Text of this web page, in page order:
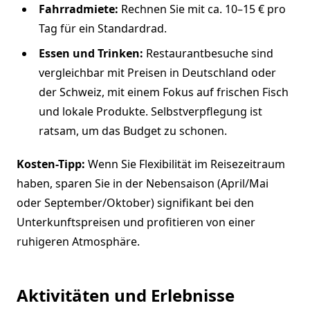
Fahrradmiete: Rechnen Sie mit ca. 10–15 € pro
Tag für ein Standardrad.
Essen und Trinken: Restaurantbesuche sind
vergleichbar mit Preisen in Deutschland oder
der Schweiz, mit einem Fokus auf frischen Fisch
und lokale Produkte. Selbstverpflegung ist
ratsam, um das Budget zu schonen.
Kosten-Tipp: Wenn Sie Flexibilität im Reisezeitraum
haben, sparen Sie in der Nebensaison (April/Mai
oder September/Oktober) signifikant bei den
Unterkunftspreisen und profitieren von einer
ruhigeren Atmosphäre.
Aktivitäten und Erlebnisse